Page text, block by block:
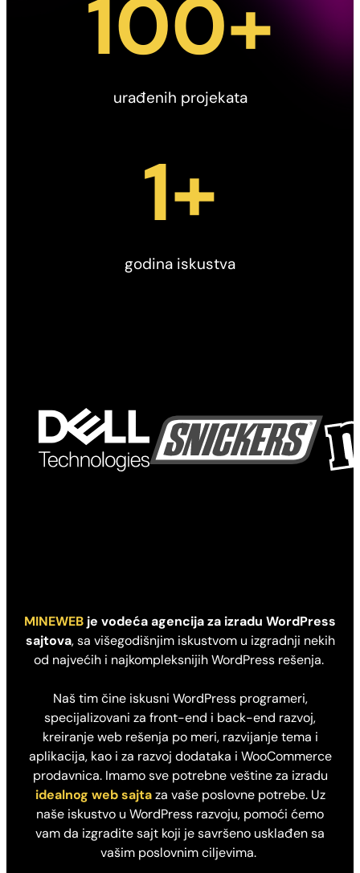
urađenih projekata
100+
godina iskustva
1+
MINEWEB je vodeća agencija za izradu WordPress
sajtova, sa višegodišnjim iskustvom u izgradnji nekih
od najvećih i najkompleksnijih WordPress rešenja.
Naš tim čine iskusni WordPress programeri,
specijalizovani za front-end i back-end razvoj,
kreiranje web rešenja po meri, razvijanje tema i
aplikacija, kao i za razvoj dodataka i WooCommerce
prodavnica. Imamo sve potrebne veštine za izradu
idealnog web sajtaza vaše poslovne potrebe. Uz
naše iskustvo u WordPress razvoju, pomoći ćemo
vam da izgradite sajt koji je savršeno usklađen sa
vašim poslovnim ciljevima.